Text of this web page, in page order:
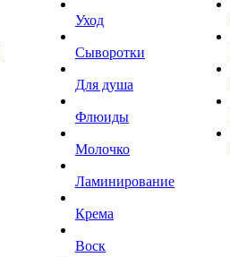
Уход
Сыворотки
Для душа
Флюиды
Молочко
Ламинирование
Крема
Воск